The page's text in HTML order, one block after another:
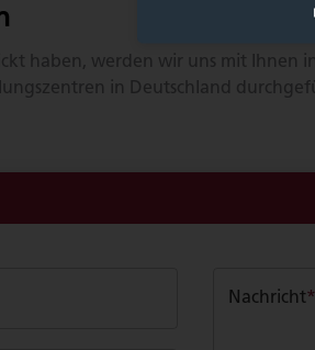
haben, werden wir uns mit
in Deutschland
Nachricht*